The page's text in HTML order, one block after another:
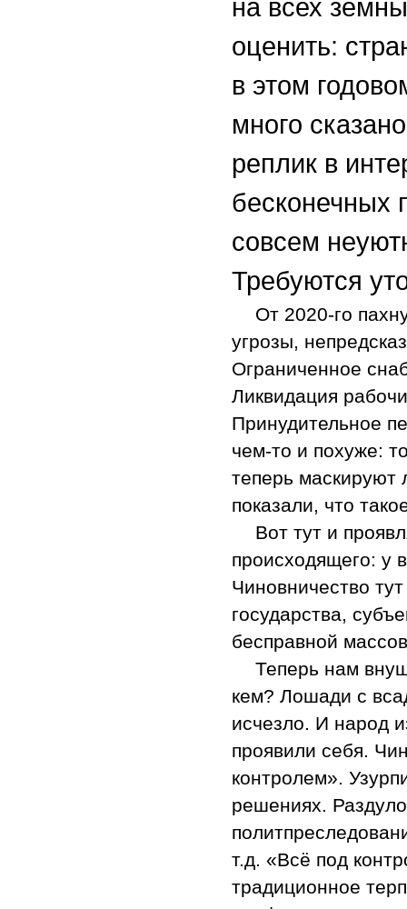
на всех
оценить:
в этом
много
реплик в
бесконечных
совсем
Требуются
От 2020-го
угрозы,
Ограниченное
Ликвидация
Принудительное
чем-то и похуже:
теперь маскируют
показали, что
Вот тут и
происходящего: у
Чиновничество
государства,
бесправной
Теперь нам
кем? Лошади с
исчезло. И народ
проявили себя.
контролем».
решениях.
т.д. «Всё под
традиционное